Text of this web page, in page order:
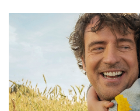
Vanaf € 37.995,-
bZ4X
BATTERIJ-ELEKTRISCH
MyToyota App
Abonnementen
Connected check
Navigatie updates